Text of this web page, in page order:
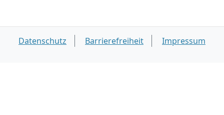
Datenschutz Barrierefreiheit Impressum